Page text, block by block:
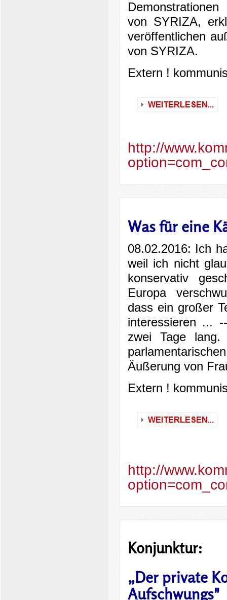
von SYRIZA,
veröffentlichen
von SYRIZA.
Extern !
http://
Was für eine
08.02.2016: Ich
weil ich nicht
konservativ
Europa
dass ein großer
interessieren ...
zwei Tage
Äußerung von
Extern !
http://
Konjunktur:
„Der private
Aufschwungs"